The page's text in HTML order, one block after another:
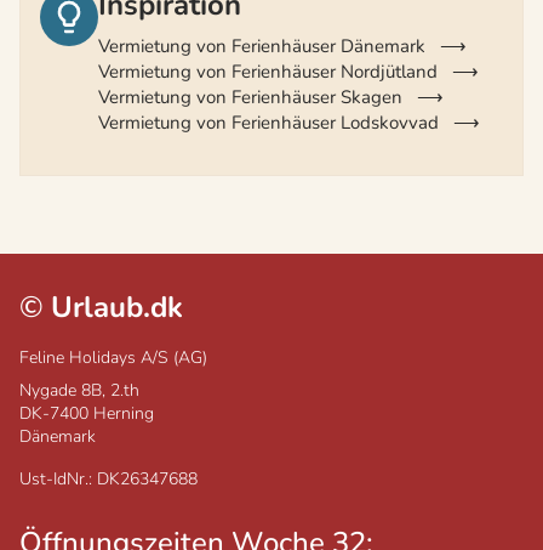
Vermietung von Ferienhäuser Dänemark
Vermietung von Ferienhäuser Nordjütland
Vermietung von Ferienhäuser Skagen
Vermietung von Ferienhäuser Lodskovvad
© Urlaub.dk
Feline Holidays A/S (AG)
Nygade 8B, 2.th
DK-7400 Herning
Dänemark
Ust-IdNr.: DK26347688